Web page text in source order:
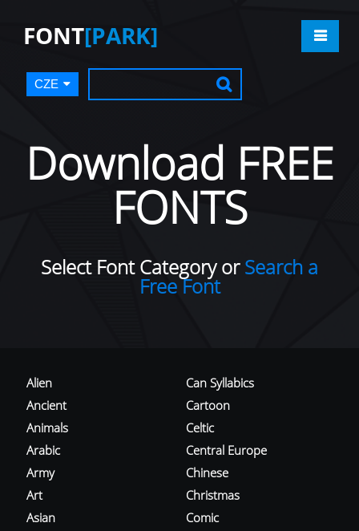
FONT[PARK]
CZE
Download FREE
FONTS
Select Font Category orSearch a
Free Font
Alien
Ancient
Animals
Arabic
Army
Art
Asian
Can Syllabics
Cartoon
Celtic
Central Europe
Chinese
Christmas
Comic